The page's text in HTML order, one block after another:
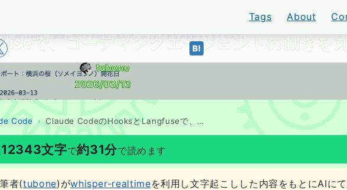
Tags About
で、コーディングエージェントの動きを
tubone
2026/03/13
Code Claude CodeのHooksとLangfuseで、コーディングエージェントの動きを丸裸にする
12343文字で約31分で読めます
者(tubone)がwhisper-realtimeを利用し文字起こしした内容をもとにAIに